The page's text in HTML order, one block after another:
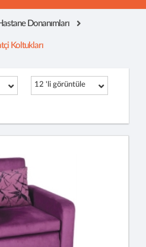
Donanımları
Koltukları
12 'li görüntüle